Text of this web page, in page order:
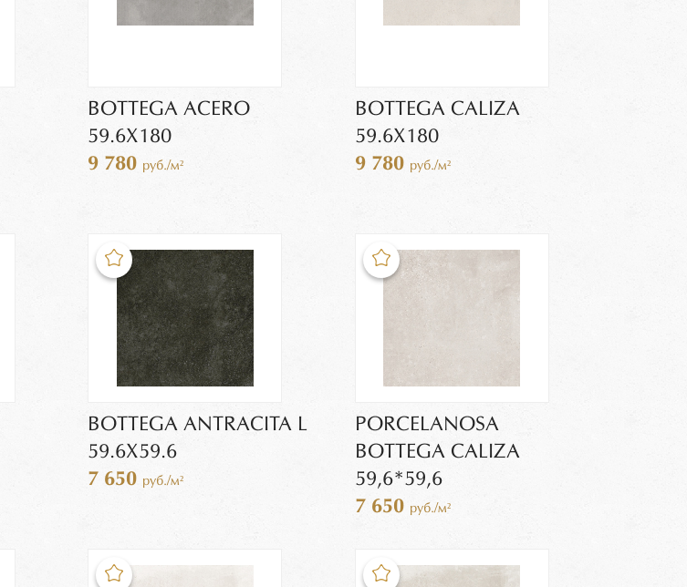
BOTTEGA ACERO
59.6Х180
9 780 руб./м²
BOTTEGA CALIZA
59.6Х180
9 780 руб./м²
BOTTEGA ANTRACITA L
59.6Х59.6
7 650 руб./м²
PORCELANOSA
BOTTEGA CALIZA
59,6*59,6
7 650 руб./м²